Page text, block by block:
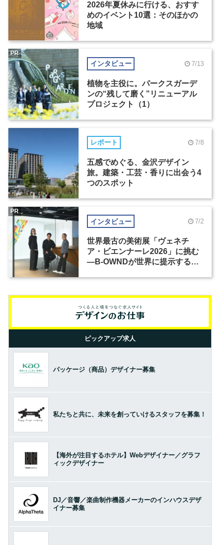
2026年夏休みに行ける、おすす
めのイベント10選：そのほかの
地域
インタビュー 7/13
植物を主役に。パークスガーデ
ンの“残して磨く”リニューアル
プロジェクト（1）
PR
レポート 7/8
五感でめぐる、金沢デザイン
旅。建築・工芸・香りに出会う4
つのスポット
インタビュー 7/2
世界最古の美術展「ヴェネチ
ア・ビエンナーレ2026」に挑む
―B-OWNDが世界に提示する美
PR
ピックアップ求人
パッケージ（商品）デザイナー募集
私たちと共に、未来を創っていけるスタッフを募集！
【海外が注目するホテル】Webデザイナー／グラフ
ィックデザイナー
DJ／音響／楽曲制作機器メーカーのインハウスデザ
イナー募集